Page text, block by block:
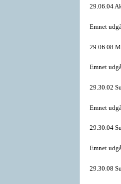
29.06.04
Emnet
29.06.08
Emnet
29.30.02
Emnet
29.30.04
Emnet
29.30.08